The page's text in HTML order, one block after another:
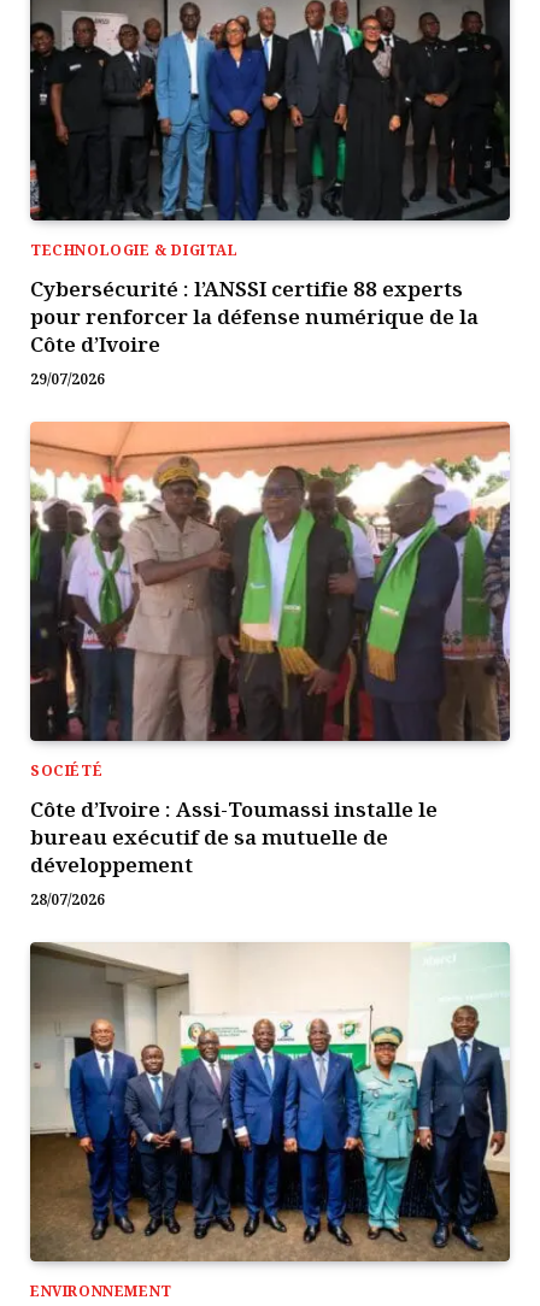
TECHNOLOGIE & DIGITAL
Cybersécurité : l’ANSSI certifie 88 experts
pour renforcer la défense numérique de la
Côte d’Ivoire
29/07/2026
SOCIÉTÉ
Côte d’Ivoire : Assi-Toumassi installe le
bureau exécutif de sa mutuelle de
développement
28/07/2026
ENVIRONNEMENT